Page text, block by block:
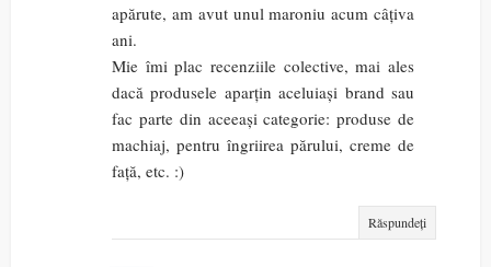
apărute, am avut unul maroniu acum câțiva
ani.
Mie îmi plac recenziile colective, mai ales
dacă produsele aparțin aceluiași brand sau
fac parte din aceeași categorie: produse de
machiaj, pentru îngriirea părului, creme de
față, etc. :)
Răspundeți